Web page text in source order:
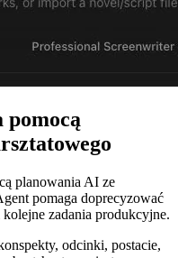
pomocą
planowania AI ze
pomaga doprecyzować
zadania produkcyjne.
odcinki, postacie,